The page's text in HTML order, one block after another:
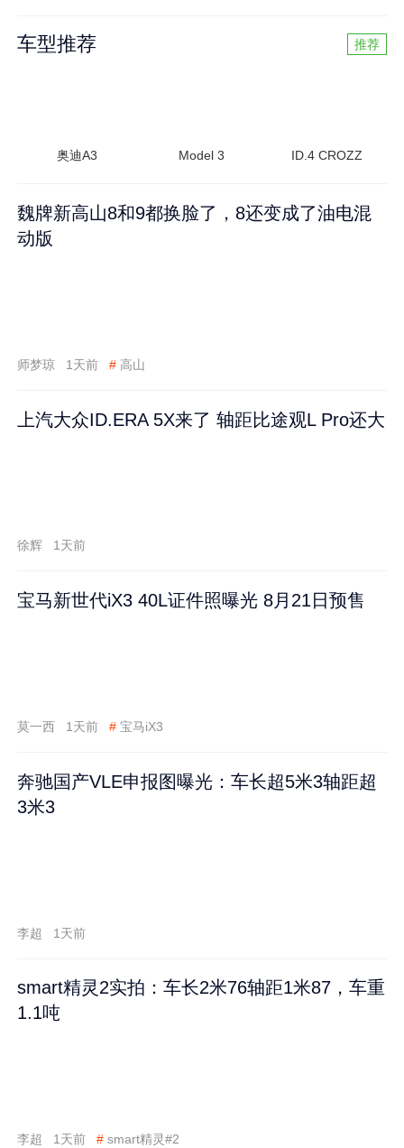
车型推荐 推荐
奥迪A3 Model 3 ID.4 CROZZ
魏牌新高山8和9都换脸了，8还变成了油电混
动版
师梦琼 1天前 # 高山
上汽大众ID.ERA 5X来了 轴距比途观L Pro还大
徐辉 1天前
宝马新世代iX3 40L证件照曝光 8月21日预售
莫一西 1天前 # 宝马iX3
奔驰国产VLE申报图曝光：车长超5米3轴距超
3米3
李超 1天前
smart精灵2实拍：车长2米76轴距1米87，车重
1.1吨
李超 1天前 # smart精灵#2